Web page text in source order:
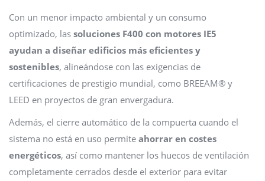
Con un menor impacto ambiental y un consumo
optimizado, las soluciones F400 con motores IE5
ayudan a diseñar edificios más eficientes y
sostenibles, alineándose con las exigencias de
certificaciones de prestigio mundial, como BREEAM® y
LEED en proyectos de gran envergadura.
Además, el cierre automático de la compuerta cuando el
sistema no está en uso permite ahorrar en costes
energéticos, así como mantener los huecos de ventilación
completamente cerrados desde el exterior para evitar